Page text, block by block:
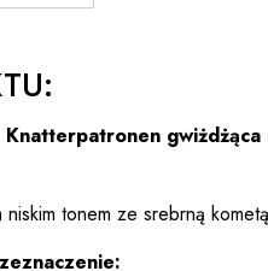
tonem ze srebrną kometą